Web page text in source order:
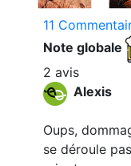
11
Note globale
2 avis
Alexis
Oups,
se déroule